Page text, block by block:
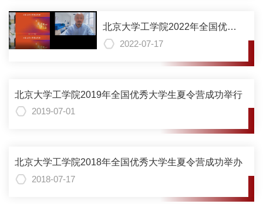
北京大学工学院2022年全国优秀
大学生夏令营成功举行
2022-07-17
北京大学工学院2019年全国优秀大学生夏令营成功举行
2019-07-01
北京大学工学院2018年全国优秀大学生夏令营成功举办
2018-07-17